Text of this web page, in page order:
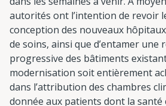
autorités ont l’intention de revoir
conception des nouveaux
de soins, ainsi que d’entamer une
progressive des bâtiments
modernisation soit entièrement
dans l’attribution des chambres
donnée aux patients dont la santé